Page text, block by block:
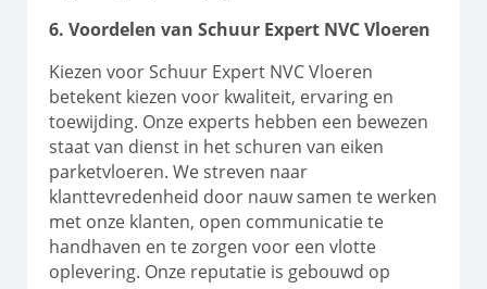
6. Voordelen van Schuur Expert NVC Vloeren
Kiezen voor Schuur Expert NVC Vloeren
betekent kiezen voor kwaliteit, ervaring en
toewijding. Onze experts hebben een bewezen
staat van dienst in het schuren van eiken
parketvloeren. We streven naar
klanttevredenheid door nauw samen te werken
met onze klanten, open communicatie te
handhaven en te zorgen voor een vlotte
oplevering. Onze reputatie is gebouwd op